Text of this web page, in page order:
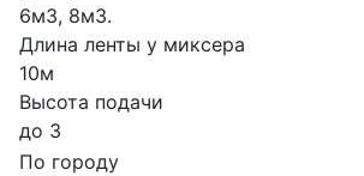
6м3, 8м3.
Длина ленты у миксера
10м
Высота подачи
до 3
По городу